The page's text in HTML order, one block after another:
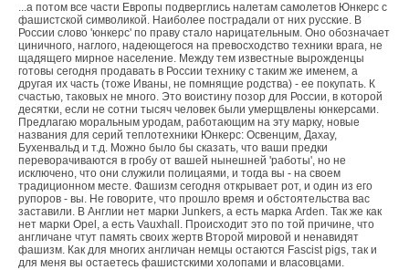
...а потом все части Европы подверглись налетам самолетов Юнкерс с
фашистской символикой. Наиболее пострадали от них русские. В
России слово 'юнкерс' по праву стало нарицательным. Оно обозначает
циничного, наглого, надеющегося на превосходство техники врага, не
щадящего мирное население. Между тем известные вырожденцы
готовы сегодня продавать в России технику с таким же именем, а
другая их часть (тоже Иваны, не помнящие родства) - ее покупать. К
счастью, таковых не много. Это воистину позор для России, в которой
десятки, если не сотни тысяч человек были умерщвлены юнкерсами.
Предлагаю моральным уродам, работающим на эту марку, новые
названия для серий теплотехники Юнкерс: Освенцим, Дахау,
Бухенвальд и т.д. Можно было бы сказать, что ваши предки
переворачиваются в гробу от вашей нынешней 'работы', но не
исключено, что они служили полицаями, и тогда вы - на своем
традиционном месте. Фашизм сегодня открывает рот, и один из его
рупоров - вы. Не говорите, что прошло время и обстоятельства вас
заставили. В Англии нет марки Junkers, а есть марка Arden. Так же как
нет марки Opel, а есть Vauxhall. Происходит это по той причине, что
англичане чтут память своих жертв Второй мировой и ненавидят
фашизм. Как для многих англичан немцы остаются Fascist pigs, так и
для меня вы остаетесь фашистскими холопами и власовцами.